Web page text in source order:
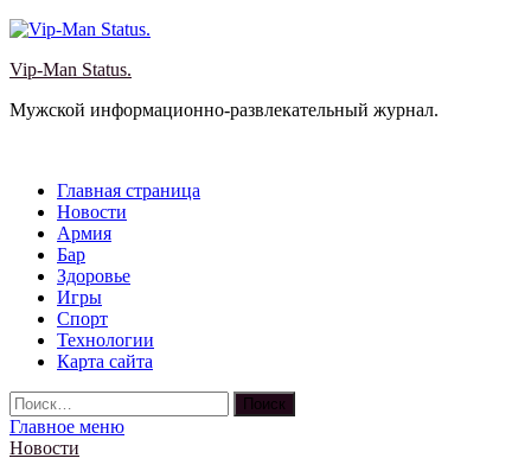
Перейти
содержимому
Vip-Man Status.
Мужской информационно-развлекательный журнал.
Главная страница
Новости
Армия
Бар
Здоровье
Игры
Спорт
Технологии
Карта сайта
Найти:
Главное меню
Новости